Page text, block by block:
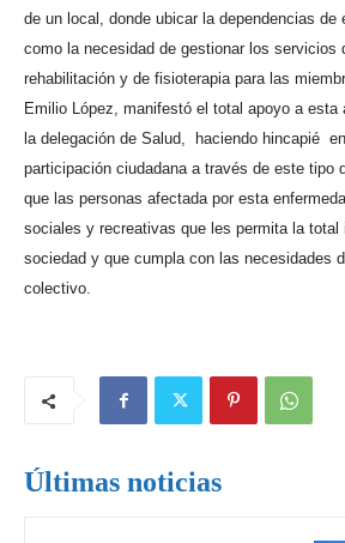
de un local, donde ubicar la dependencias
como la necesidad de gestionar los servicios
rehabilitación y de fisioterapia para las
Emilio López, manifestó el total apoyo a esta
la delegación de Salud, haciendo hincapié
participación ciudadana a través de este tipo
que las personas afectada por esta
sociales y recreativas que les permita la total
sociedad y que cumpla con las necesidades
colectivo.
Últimas noticias